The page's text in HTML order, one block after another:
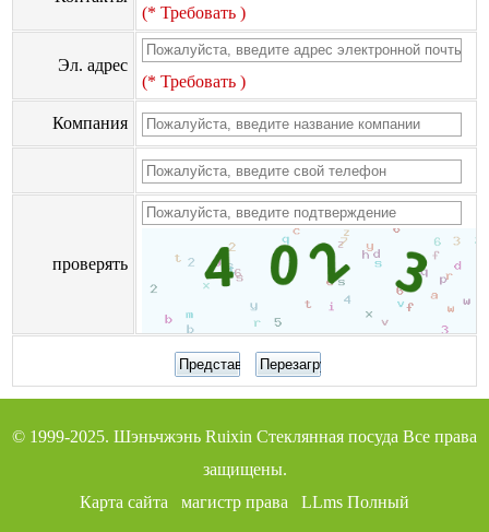
(* Требовать )
Эл. адрес
(* Требовать )
Компания
проверять
© 1999-2025. Шэньчжэнь Ruixin Стеклянная посуда Все права
защищены.
Карта сайта
магистр права LLms Полный